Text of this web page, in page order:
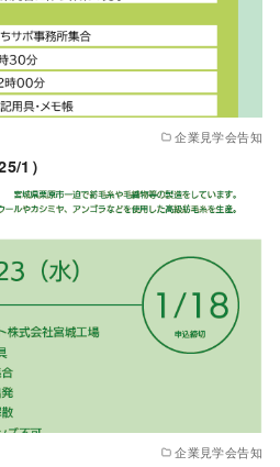
企業見学会告知
1）
企業見学会告知